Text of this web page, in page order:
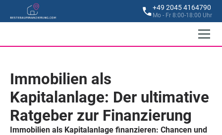
+49 2045 4164790
Mo - Fr 8:00-18:00 Uhr
Immobilien als
Kapitalanlage: Der ultimative
Ratgeber zur Finanzierung
Immobilien als Kapitalanlage finanzieren: Chancen und